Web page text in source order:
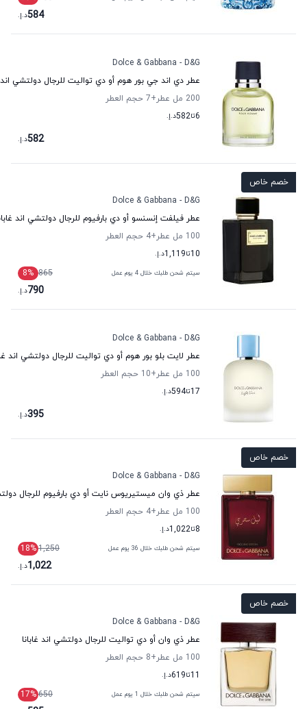
584د.إ.
Dolce & Gabbana - D&G
عطر دي اند جي بور هوم أو دي تواليت للرجال دولتشي اند
200 مل عطر
+7
حجم العطر
6تا582د.إ.
582د.إ.
خصم خاص
Dolce & Gabbana - D&G
عطر فيلفت إنسنسو أو دي بارفيوم للرجال دولتشي اند
100 مل عطر
+4
حجم العطر
10تا1,119د.إ.
سيتم شحن طلبك خلال 4 يوم عمل 865
8%
790د.إ.
Dolce & Gabbana - D&G
عطر لايت بلو بور هوم أو دي تواليت للرجال دولتشي اند
100 مل عطر
+10
حجم العطر
17تا594د.إ.
395د.إ.
خصم خاص
Dolce & Gabbana - D&G
عطر ذي وان ميستيريوس نايت أو دي بارفيوم للرجال
100 مل عطر
+4
حجم العطر
8تا1,022د.إ.
سيتم شحن طلبك خلال 36 يوم عمل 1,250
18%
1,022د.إ.
خصم خاص
Dolce & Gabbana - D&G
عطر ذي وان أو دي تواليت للرجال دولتشي اند غابانا
100 مل عطر
+8
حجم العطر
11تا619د.إ.
سيتم شحن طلبك خلال 1 يوم عمل 650
17%